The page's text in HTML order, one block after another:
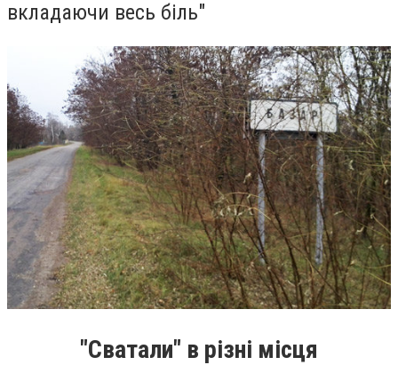
вкладаючи весь біль"
"Сватали" в різні місця